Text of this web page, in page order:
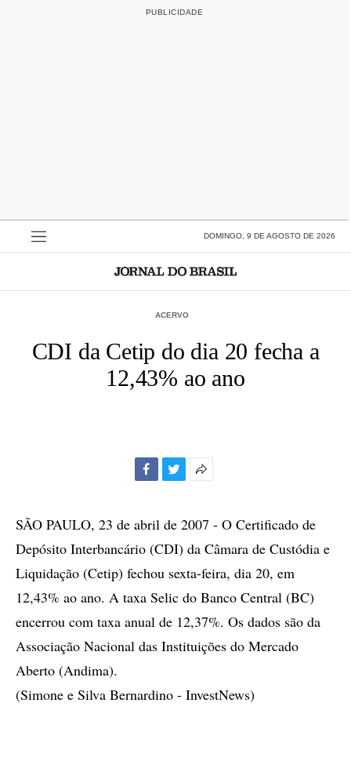
DOMINGO, 9 DE AGOSTO DE 2026
ACERVO
CDI da Cetip do dia 20 fecha a
12,43% ao ano
compartilhamento
SÃO PAULO, 23 de abril de 2007 - O Certificado de
Depósito Interbancário (CDI) da Câmara de Custódia e
Liquidação (Cetip) fechou sexta-feira, dia 20, em
12,43% ao ano. A taxa Selic do Banco Central (BC)
encerrou com taxa anual de 12,37%. Os dados são da
Associação Nacional das Instituições do Mercado
Aberto (Andima).
(Simone e Silva Bernardino - InvestNews)